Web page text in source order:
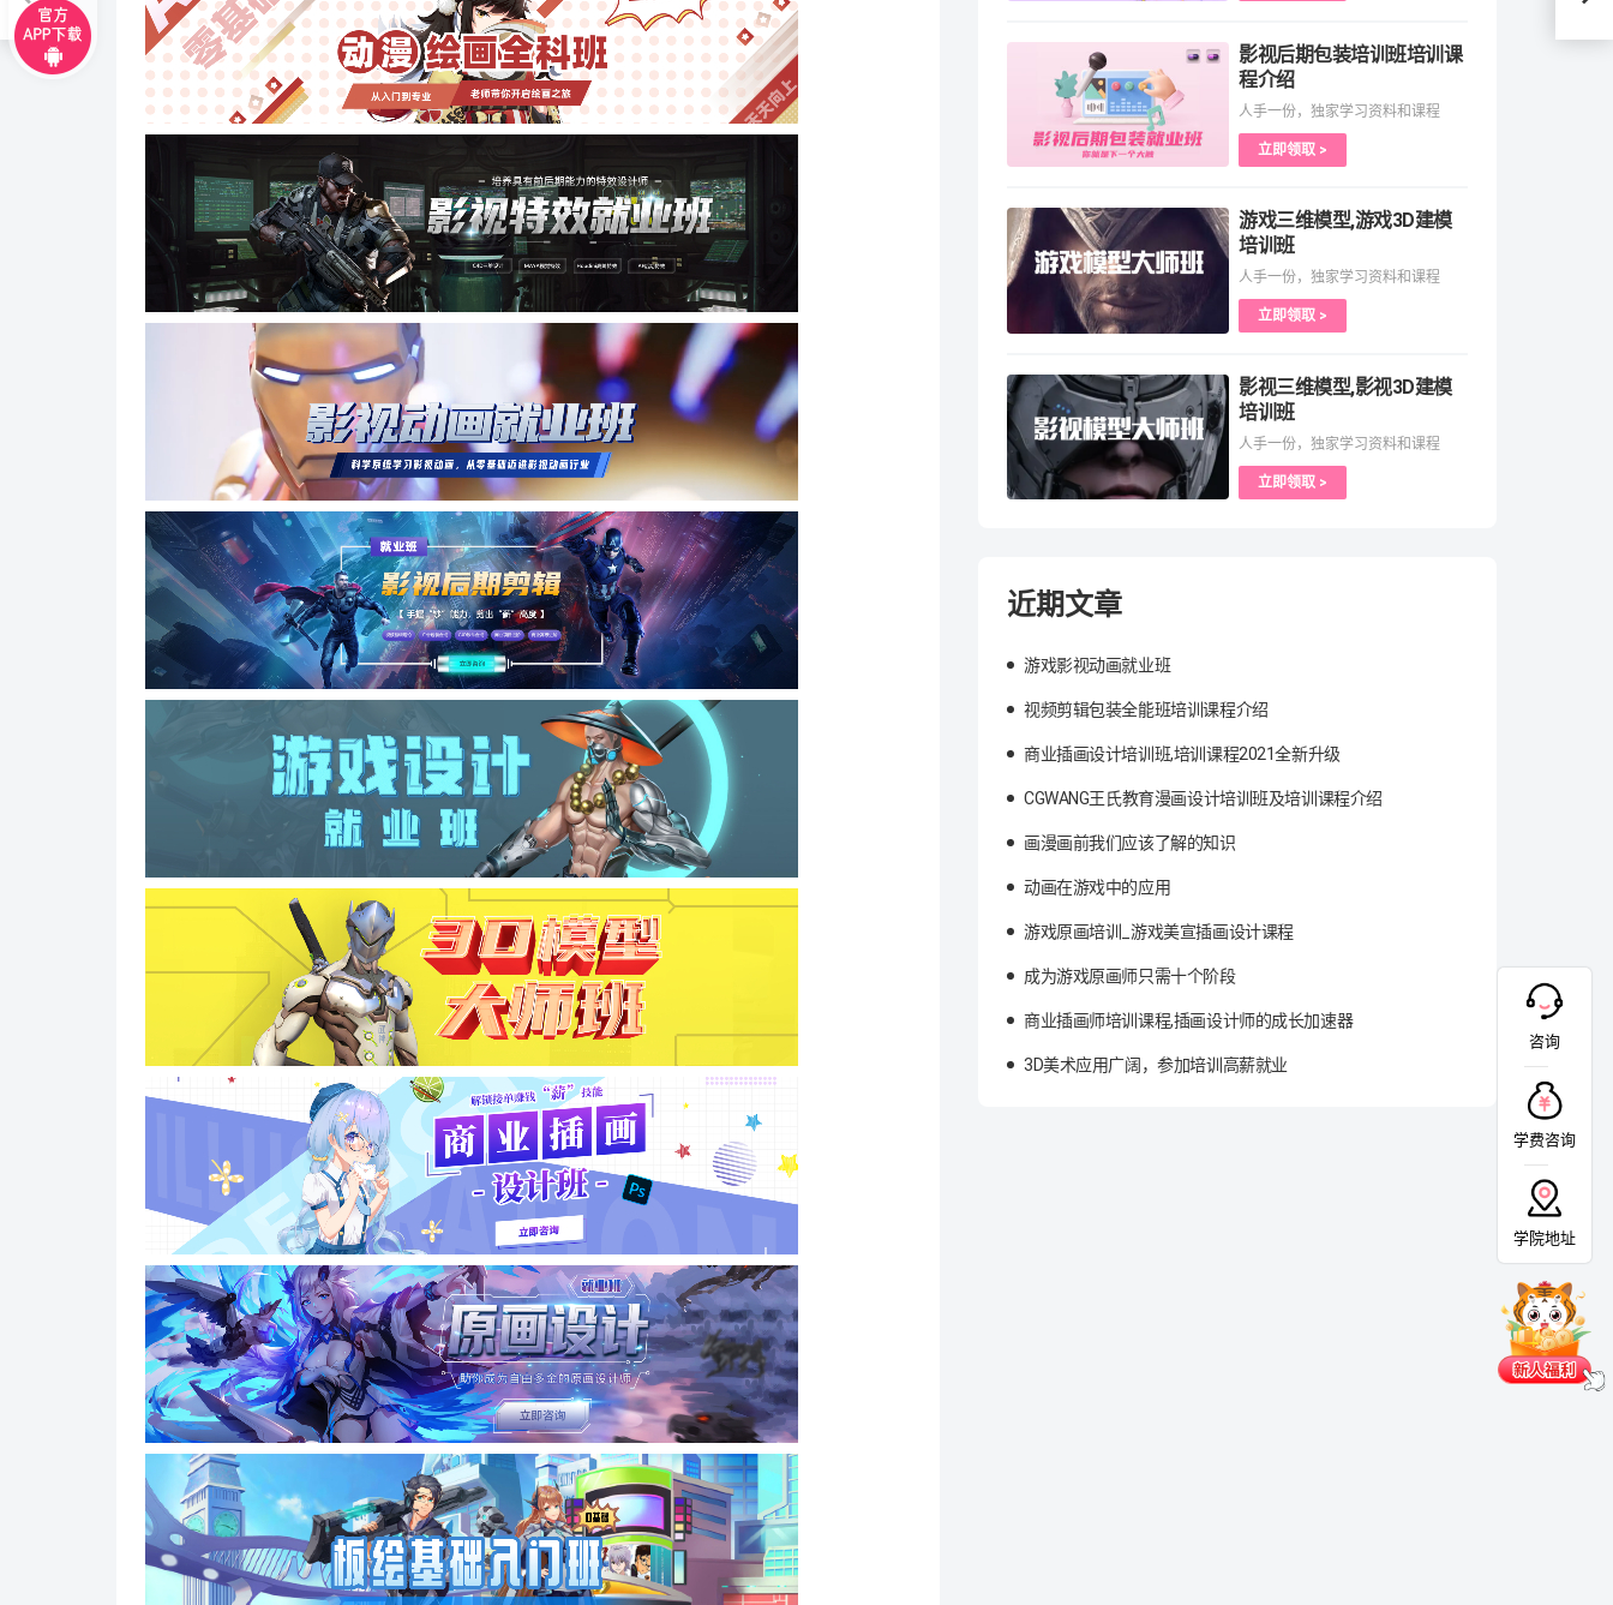
影视后期包装培训班培训课
程介绍
人手一份，独家学习资料和课程
立即领取 >
游戏三维模型,游戏3D建模
培训班
人手一份，独家学习资料和课程
立即领取 >
影视三维模型,影视3D建模
培训班
人手一份，独家学习资料和课程
立即领取 >
近期文章
游戏影视动画就业班
视频剪辑包装全能班培训课程介绍
商业插画设计培训班,培训课程2021全新升级
CGWANG王氏教育漫画设计培训班及培训课程介绍
画漫画前我们应该了解的知识
动画在游戏中的应用
游戏原画培训_游戏美宣插画设计课程
成为游戏原画师只需十个阶段
商业插画师培训课程,插画设计师的成长加速器
3D美术应用广阔，参加培训高薪就业
咨询
学费咨询
学院地址